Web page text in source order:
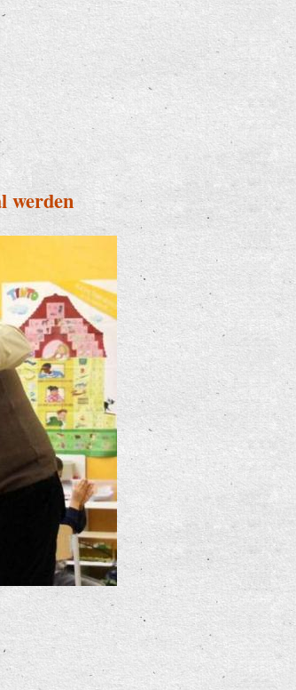
werden
werden